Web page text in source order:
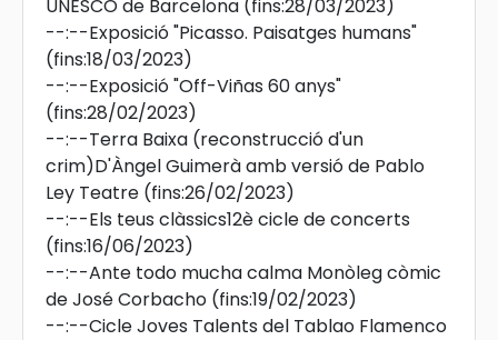
UNESCO de Barcelona (fins:28/03/2023)
--:--Exposició "Picasso. Paisatges humans"
(fins:18/03/2023)
--:--Exposició "Off-Viñas 60 anys"
(fins:28/02/2023)
--:--Terra Baixa (reconstrucció d'un
crim)D'Àngel Guimerà amb versió de Pablo
Ley Teatre (fins:26/02/2023)
--:--Els teus clàssics12è cicle de concerts
(fins:16/06/2023)
--:--Ante todo mucha calma Monòleg còmic
de José Corbacho (fins:19/02/2023)
--:--Cicle Joves Talents del Tablao Flamenco